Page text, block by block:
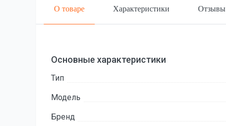
О товаре Характеристики Отзывы
Основные характеристики
Тип
Модель
Бренд